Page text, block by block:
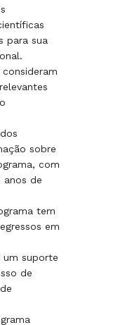
para sua
consideram
sobre
com
anos de
tem
em
um suporte
de